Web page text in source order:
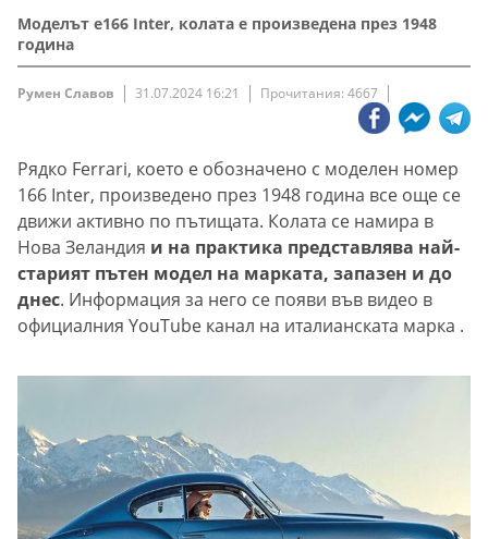
Моделът е166 Inter, колата е произведена през 1948
година
Румен Славов 31.07.2024 16:21 Прочитания: 4667
Рядко Ferrari, което е обозначено с моделен номер
166 Inter, произведено през 1948 година все още се
движи активно по пътищата. Колата се намира в
Нова Зеландия и на практика представлява най-
старият пътен модел на марката, запазен и до
днес. Информация за него се появи във видео в
официалния YouTube канал на италианската марка .